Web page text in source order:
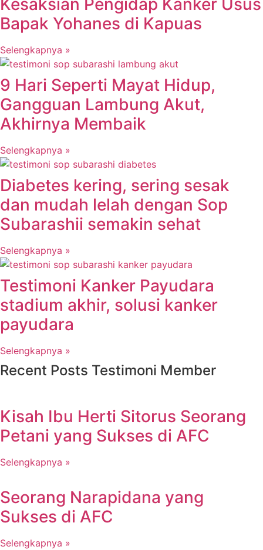
Kesaksian Pengidap Kanker Usus
Bapak Yohanes di Kapuas
Selengkapnya »
9 Hari Seperti Mayat Hidup,
Gangguan Lambung Akut,
Akhirnya Membaik
Selengkapnya »
Diabetes kering, sering sesak
dan mudah lelah dengan Sop
Subarashii semakin sehat
Selengkapnya »
Testimoni Kanker Payudara
stadium akhir, solusi kanker
payudara
Selengkapnya »
Recent Posts Testimoni Member
Kisah Ibu Herti Sitorus Seorang
Petani yang Sukses di AFC
Selengkapnya »
Seorang Narapidana yang
Sukses di AFC
Selengkapnya »